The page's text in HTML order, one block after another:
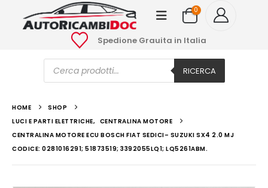
0
Spedione Grauita in Italia
Ricerca
prodotti RICERCA
HOME
SHOP
LUCI E PARTI ELETTRICHE, CENTRALINA MOTORE
CENTRALINA MOTORE ECU BOSCH FIAT SEDICI– SUZUKI SX4 2.0 MJ
CODICE: 0281016291; 51873519; 3392055LQ1; LQ5261ABM.